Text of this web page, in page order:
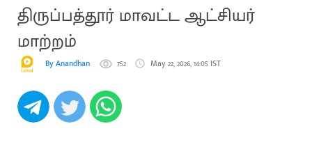
திருப்பத்தூர் மாவட்ட ஆட்சியர்
மாற்றம்
By Anandhan 752 May 22, 2026, 14:05 IST